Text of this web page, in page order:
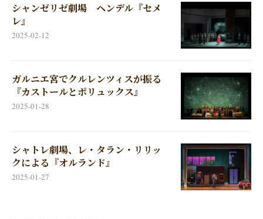
シャンゼリゼ劇場 ヘンデル『セメ
レ』
2025-02-12
ガルニエ宮でクルレンツィスが振る
『カストールとポリュックス』
2025-01-28
シャトレ劇場、レ・タラン・リリッ
クによる『オルランド』
2025-01-27